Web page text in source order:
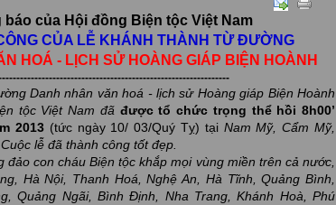
báo của Hội đồng Biện tộc Việt Nam
CỦA LỄ KHÁNH THÀNH TỪ ĐƯỜNG
HOÁ - LỊCH SỬ HOÀNG GIÁP BIỆN HOÀNH
Danh nhân văn hoá - lịch sử Hoàng giáp Biện Hoành
tộc Việt Nam đã được tổ chức trọng thể hồi 8h00’
2013 (tức ngày 10/ 03/Quý Tỵ) tại Nam Mỹ, Cẩm Mỹ,
lễ đã thành công tốt đẹp.
đảo con cháu Biện tộc khắp mọi vùng miền trên cả nước,
Hà Nội, Thanh Hoá, Nghệ An, Hà Tĩnh, Quảng Bình,
Quảng Ngãi, Bình Định, Nha Trang, Khánh Hoà, Phú